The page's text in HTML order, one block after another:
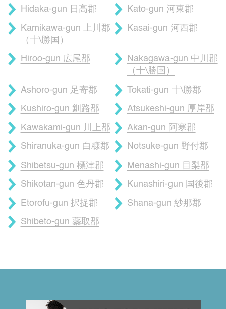
Hidaka-gun 日高郡 Kato-gun 河東郡
Kamikawa-gun 上川郡
（十\勝国）
Kasai-gun 河西郡
Hiroo-gun 広尾郡
Nakagawa-gun 中川郡
（十\勝国）
Ashoro-gun 足寄郡 Tokati-gun 十\勝郡
Kushiro-gun 釧路郡 Atsukeshi-gun 厚岸郡
Kawakami-gun 川上郡 Akan-gun 阿寒郡
Shiranuka-gun 白糠郡 Notsuke-gun 野付郡
Shibetsu-gun 標津郡 Menashi-gun 目梨郡
Shikotan-gun 色丹郡 Kunashiri-gun 国後郡
Etorofu-gun 択捉郡 Shana-gun 紗那郡
Shibeto-gun 蘂取郡